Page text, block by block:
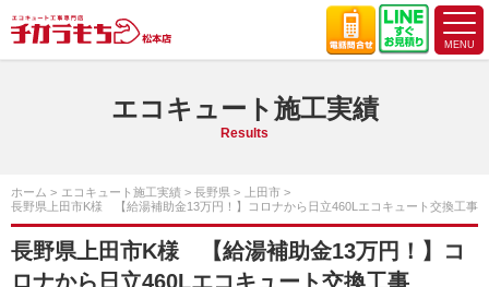
エコキュート施工実績
Results
ホーム エコキュート施工実績 長野県
上田市
長野県上田市K様 【給湯補助金13万円！】コロナから日立460Lエコキュート交換工事
長野県上田市K様 【給湯補助金13万円！】コ
ロナから日立460Lエコキュート交換工事